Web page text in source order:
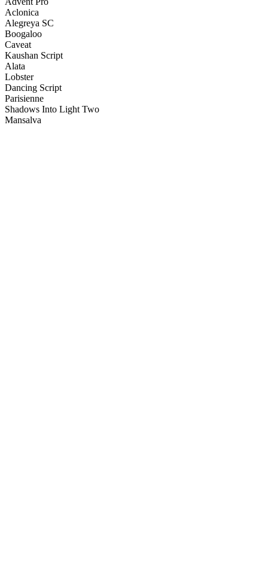
Aclonica
Alegreya SC
Boogaloo
Caveat
Kaushan Script
Alata
Lobster
Dancing Script
Parisienne
Shadows Into Light Two
Mansalva